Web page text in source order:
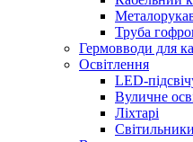
Труба
Гермовводи для
Освітлення
LED-
Вуличне
Ліхтарі
Світильники